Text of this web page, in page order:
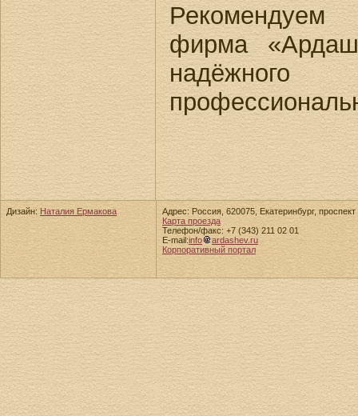
фирма
Дизайн: Наталия Ермакова
Адрес: Россия, 620075, Екатеринбург,
Карта проезда
Телефон/факс: +7 (343) 211 02 01
E-mail:info
ardashev.ru
Корпоративный портал